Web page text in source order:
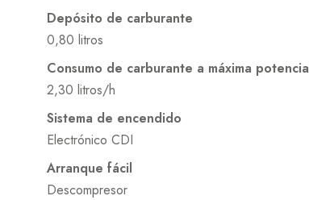
Depósito de carburante
0,80 litros
Consumo de carburante a máxima potencia
2,30 litros/h
Sistema de encendido
Electrónico CDI
Arranque fácil
Descompresor